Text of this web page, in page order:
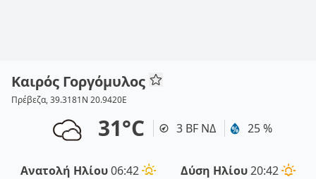
Καιρός Γοργόμυλος
Πρέβεζα, 39.3181N 20.9420E
31°C 3 BF ΝΔ 25 %
Ανατολή Ηλίου06:42 Δύση Ηλίου20:42